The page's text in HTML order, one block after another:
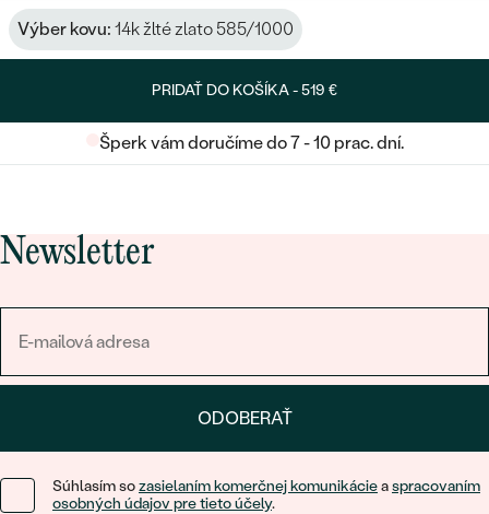
Výber kovu: 14k žlté zlato 585/1000
PRIDAŤ DO KOŠÍKA -519 €
Šperk vám doručíme do 7 - 10 prac. dní.
Newsletter
ODOBERAŤ
Súhlasím sozasielaním komerčnej komunikácieaspracovaním
osobných údajov pre tieto účely.